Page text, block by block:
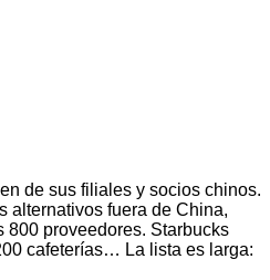
de sus filiales y socios chinos.
alternativos fuera de China,
800 proveedores. Starbucks
cafeterías… La lista es larga: